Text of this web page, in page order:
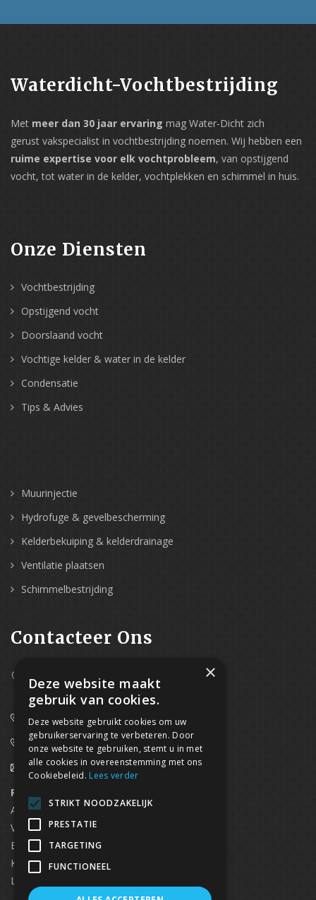
Waterdicht-Vochtbestrijding
Met meer dan 30 jaar ervaring mag Water-Dicht zich
gerust vakspecialist in vochtbestrijding noemen. Wij hebben een
ruime expertise voor elk vochtprobleem, van opstijgend
vocht, tot water in de kelder, vochtplekken en schimmel in huis.
Onze Diensten
Vochtbestrijding
Opstijgend vocht
Doorslaand vocht
Vochtige kelder & water in de kelder
Condensatie
Tips & Advies
Muurinjectie
Hydrofuge & gevelbescherming
Kelderbekuiping & kelderdrainage
Ventilatie plaatsen
Schimmelbestrijding
Contacteer Ons
Westpoort 37B,
2070 Zwijndrecht
0800/61 667 (24/7 bereikbaar)
03/369.60.29
info@waterdicht-vochtbestrijding.be
Regionaal contact
Antwerpen
03/369.60.29
Vlaams Brabant & Brussel
Brugge
Kortrijk
Limburg
×
Deze website maakt
gebruik van cookies.
Deze website gebruikt cookies om uw
gebruikerservaring te verbeteren. Door
onze website te gebruiken, stemt u in met
alle cookies in overeenstemming met ons
Cookiebeleid. Lees verder
STRIKT NOODZAKELIJK
PRESTATIE
TARGETING
FUNCTIONEEL